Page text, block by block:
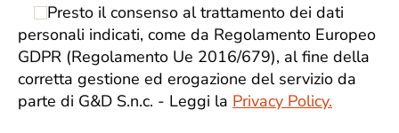
Presto il consenso al trattamento dei dati
personali indicati, come da Regolamento Europeo
GDPR (Regolamento Ue 2016/679), al fine della
corretta gestione ed erogazione del servizio da
parte di G&D S.n.c. - Leggi la Privacy Policy.